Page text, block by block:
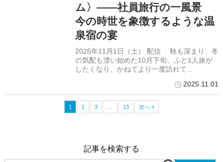
ム〉――社員旅行の一風景
今の時世を象徴するような温
泉宿の宴
2025年11月1日（土） 配信 秋も深まり、冬
の気配も漂い始めた10月下旬、ふと1人旅が
したくなり、かねてより一度訪れて...
2025.11.01
1 2 3 13 次へ »
記事を検索する